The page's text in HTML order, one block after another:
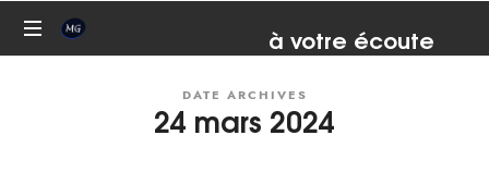
à votre écoute
07 81 82 93 67
Martial
DATE ARCHIVES
24 mars 2024